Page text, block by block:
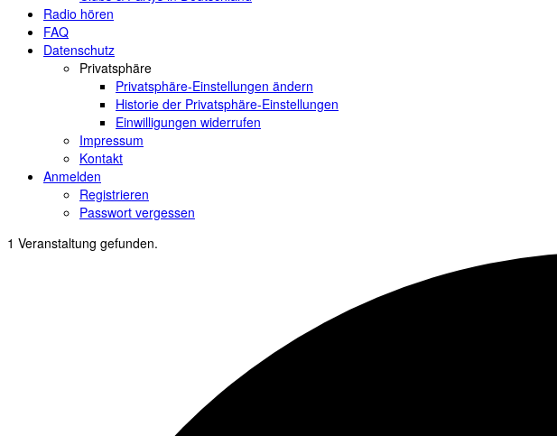
Radio hören
FAQ
Datenschutz
Privatsphäre
Privatsphäre-Einstellungen ändern
Historie der Privatsphäre-Einstellungen
Einwilligungen widerrufen
Impressum
Kontakt
Anmelden
Registrieren
Passwort vergessen
1 Veranstaltung gefunden.